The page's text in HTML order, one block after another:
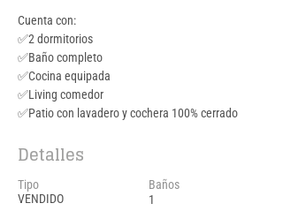
Cuenta con:
✅2 dormitorios
✅Baño completo
✅Cocina equipada
✅Living comedor
✅Patio con lavadero y cochera 100% cerrado
Detalles
Tipo
VENDIDO
Baños
1